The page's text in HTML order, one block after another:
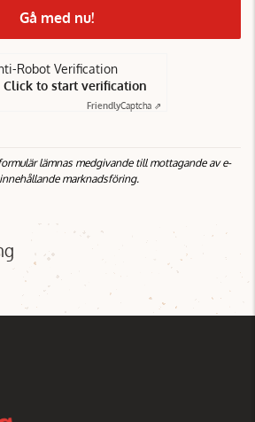
Gå med nu!
Robot Verification
Click to start verification
FriendlyCaptcha ⇗
lämnas medgivande till mottagande av e-
marknadsföring.